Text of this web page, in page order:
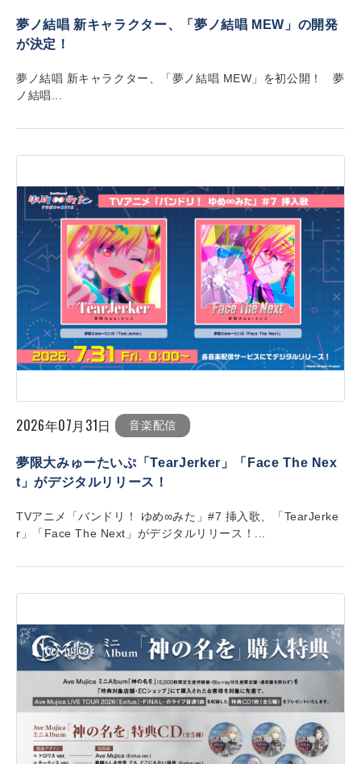
夢ノ結唱 新キャラクター、「夢ノ結唱 MEW」の開発
が決定！
夢ノ結唱 新キャラクター、「夢ノ結唱 MEW」を初公開！ 夢
ノ結唱...
2026年07月31日 音楽配信
夢限大みゅーたいぷ「TearJerker」「Face The Nex
t」がデジタルリリース！
TVアニメ「バンドリ！ ゆめ∞みた」#7 挿入歌、「TearJerke
r」「Face The Next」がデジタルリリース！...